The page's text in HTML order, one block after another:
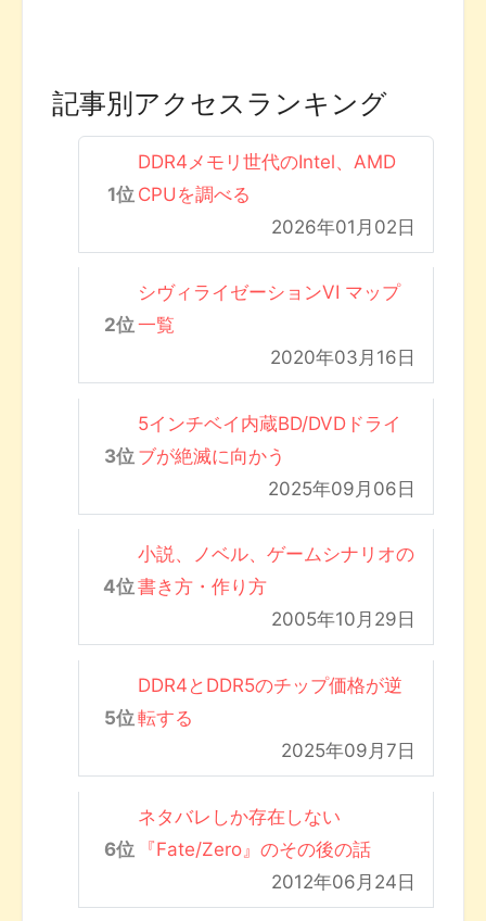
記事別アクセスランキング
DDR4メモリ世代のIntel、AMD
CPUを調べる
2026年01月02日
シヴィライゼーションVI マップ
一覧
2020年03月16日
5インチベイ内蔵BD/DVDドライ
ブが絶滅に向かう
2025年09月06日
小説、ノベル、ゲームシナリオの
書き方・作り方
2005年10月29日
DDR4とDDR5のチップ価格が逆
転する
2025年09月7日
ネタバレしか存在しない
『Fate/Zero』のその後の話
2012年06月24日